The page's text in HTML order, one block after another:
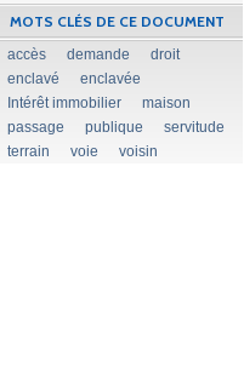
MOTS CLÉS DE CE DOCUMENT
accès demande
droit
enclavé
enclavée
Intérêt immobilier
maison
passage
publique
servitude
terrain
voie voisin